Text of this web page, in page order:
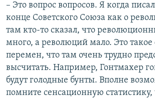
– Это вопрос вопросов. Я когда
конце Советского Союза как о
там кто-то сказал, что
много, а революций мало. Это такое
перемен, что там очень трудно
высчитать. Например, Гонтмахер
будут голодные бунты. Вполне
помните сенсационную статистику,